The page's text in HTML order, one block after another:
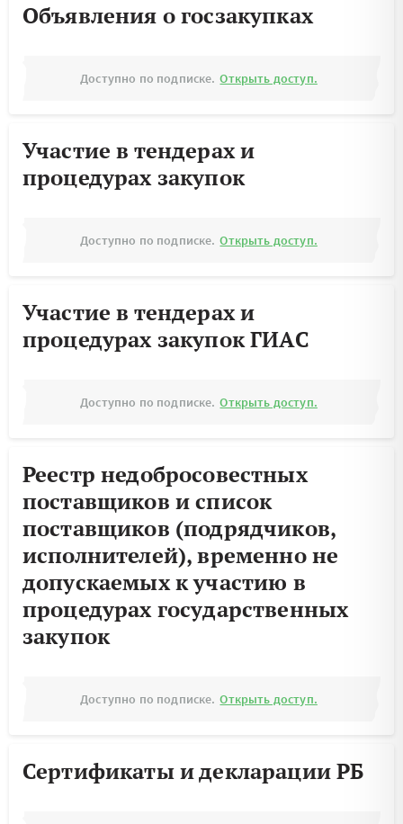
Объявления о госзакупках
Доступно по подписке. Открыть доступ.
Участие в тендерах и
процедурах закупок
Доступно по подписке. Открыть доступ.
Участие в тендерах и
процедурах закупок ГИАС
Доступно по подписке. Открыть доступ.
Реестр недобросовестных
поставщиков и список
поставщиков (подрядчиков,
исполнителей), временно не
допускаемых к участию в
процедурах государственных
закупок
Доступно по подписке. Открыть доступ.
Сертификаты и декларации РБ